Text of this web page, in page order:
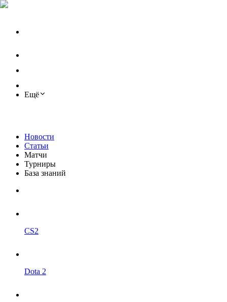
Ещё
Новости
Статьи
Матчи
Турниры
База знаний
CS2
Dota 2